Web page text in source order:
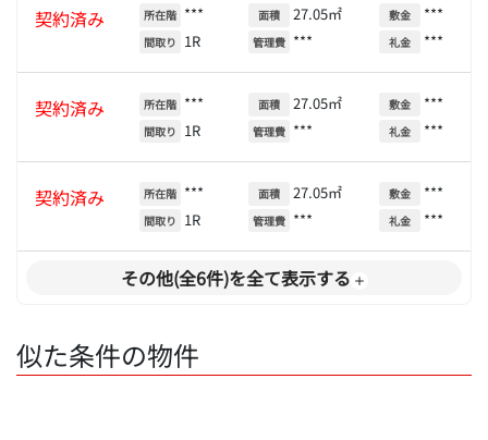
契約済み 所在階 ***
間取り 1R
面積 27.05㎡
管理費 ***
敷金 ***
礼金 ***
契約済み 所在階 ***
間取り 1R
面積 27.05㎡
管理費 ***
敷金 ***
礼金 ***
契約済み 所在階 ***
間取り 1R
面積 27.05㎡
管理費 ***
敷金 ***
礼金 ***
その他(全6件)を全て表示する
似た条件の物件